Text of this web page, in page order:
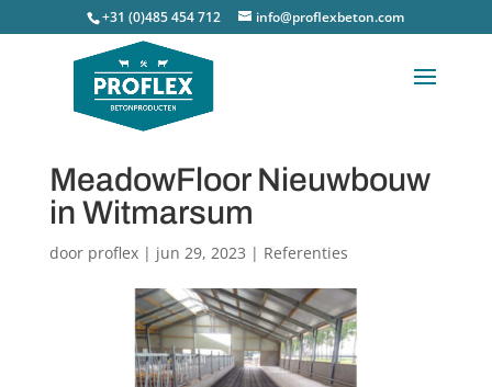
+31 (0)485 454 712 info@proflexbeton.com
MeadowFloor Nieuwbouw
in Witmarsum
door proflex| jun 29, 2023 | Referenties